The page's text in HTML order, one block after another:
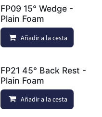
Añadir a lista de deseos
FP09 15° Wedge -
Plain Foam
Añadir a la cesta
Añadir a lista de deseos
FP21 45° Back Rest -
Plain Foam
Añadir a la cesta